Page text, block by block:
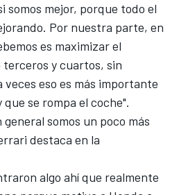
somos mejor, porque todo el
Por nuestra parte, en
es maximizar el
terceros y cuartos, sin
veces eso es más importante
se rompa el coche".
somos un poco más
destaca en la
algo ahí que realmente